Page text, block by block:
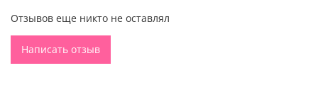
Джейн.
Другие стихи прозвучат в исполнении актера и
выпускника ВГИКа Петра Коврижных (голос Коннора из
Отзывов еще никто не оставлял
Написать отзыв